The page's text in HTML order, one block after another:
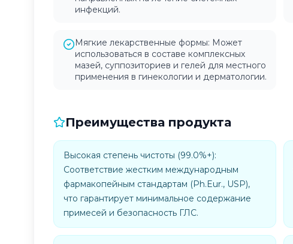
инфекций.
Мягкие лекарственные формы: Может
использоваться в составе комплексных
мазей, суппозиториев и гелей для местного
применения в гинекологии и дерматологии.
Преимущества продукта
Высокая степень чистоты (99.0%+):
Соответствие жестким международным
фармакопейным стандартам (Ph.Eur., USP),
что гарантирует минимальное содержание
примесей и безопасность ГЛС.